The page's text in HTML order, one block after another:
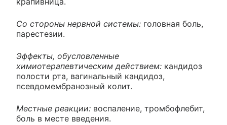
Со стороны нервной системы: головная боль,
парестезии.
Эффекты, обусловленные
химиотерапевтическим действием: кандидоз
полости рта, вагинальный кандидоз,
псевдомембранозный колит.
Местные реакции: воспаление, тромбофлебит,
боль в месте введения.